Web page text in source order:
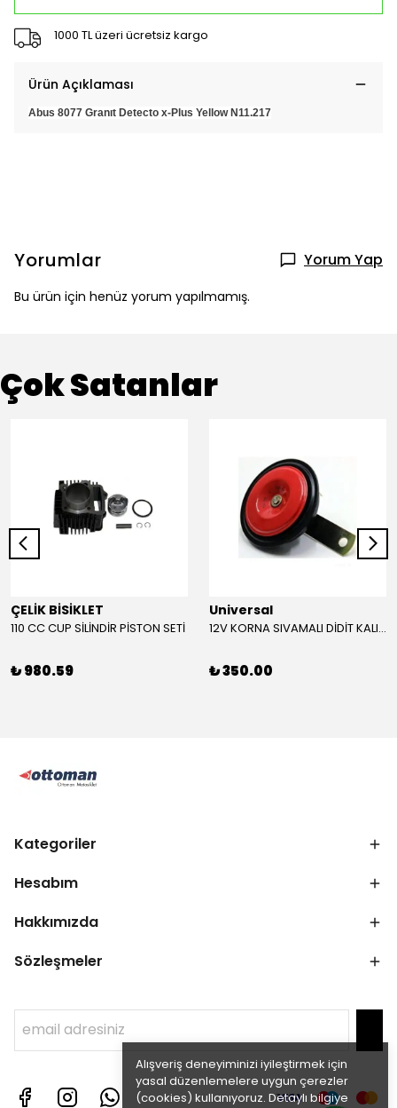
Alışveriş deneyiminizi iyileştirmek için
yasal düzenlemelere uygun çerezler
(cookies) kullanıyoruz. Detaylı bilgiye
1000 TL üzeri ücretsiz kargo
Ürün Açıklaması
Abus 8077 Granıt Detecto x-Plus Yellow N11.217
Yorumlar Yorum Yap
Bu ürün için henüz yorum yapılmamış.
Çok Satanlar
ÇELİK BİSİKLET
110 CC CUP SİLİNDİR PİSTON SETİ
₺ 980.59
Universal
12V KORNA SIVAMALI DİDİT KALIN SESLİ (KIRMIZI)
₺ 350.00
Kategoriler
Hesabım
Hakkımızda
Sözleşmeler